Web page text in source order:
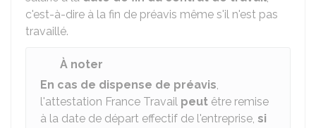
c'est-à-dire à la fin de préavis même s'il n'est pas
travaillé.
À noter
En cas de dispense de préavis,
l'attestation France Travail peut être remise
à la date de départ effectif de l'entreprise, si